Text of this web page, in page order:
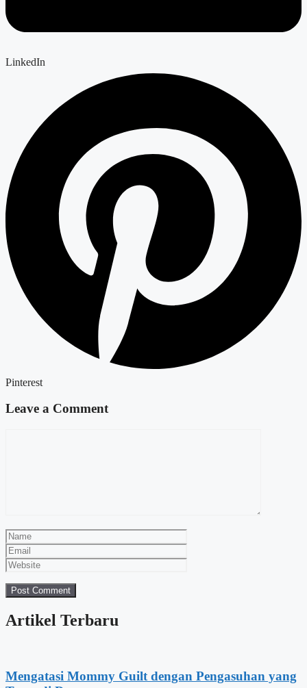
LinkedIn
Pinterest
Leave a Comment
Name
Artikel Terbaru
Mengatasi Mommy Guilt dengan Pengasuhan yang